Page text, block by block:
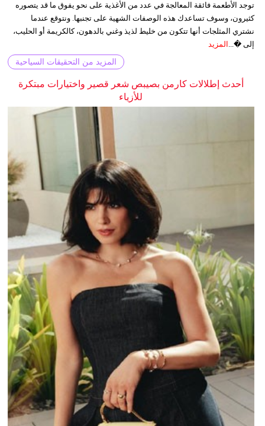
توجد الأطعمة فائقة المعالجة في عدد من الأغذية على نحو يفوق ما قد يتصوره
كثيرون، وسوف تساعدك هذه الوصفات الشهية على تجنبها. ونتوقع عندما
نشتري المثلجات أنها تتكون من خليط لذيذ وغني بالدهون، كالكريمة أو الحليب،
إلى �... المزيد
المزيد من التحقيقات السياحية
أحدث إطلالات كارمن بصيبص شعر قصير واختيارات مبتكرة
للأزياء